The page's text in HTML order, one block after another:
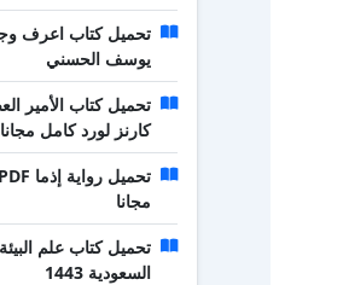
يوسف الحسني
كارنز لورد كامل مجانا
مجانا
السعودية 1443